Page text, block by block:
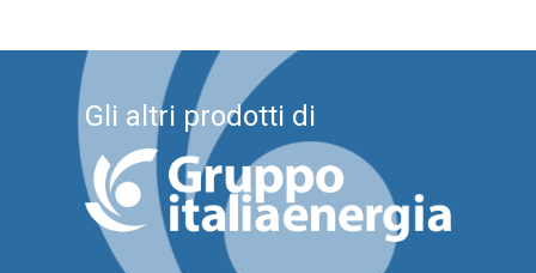
Gli altri prodotti di